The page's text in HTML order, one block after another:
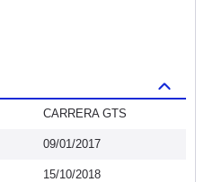
CARRERA GTS
09/01/2017
15/10/2018